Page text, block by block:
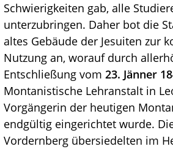
Schwierigkeiten gab, alle
unterzubringen. Daher bot die
altes Gebäude der Jesuiten zur
Nutzung an, worauf durch
Entschließung vom 23. Jänner
Montanistische Lehranstalt in
Vorgängerin der heutigen
endgültig eingerichtet wurde.
Vordernberg übersiedelten im